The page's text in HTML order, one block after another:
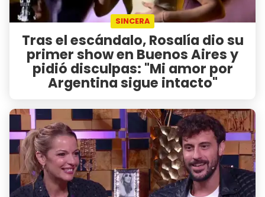
SINCERA
Tras el escándalo, Rosalía dio su
primer show en Buenos Aires y
pidió disculpas: "Mi amor por
Argentina sigue intacto"